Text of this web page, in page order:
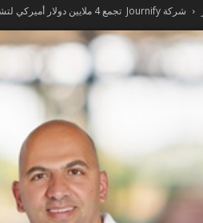
شركة Journify تجمع 4 ملايين دولار أميركي لتشكيل مستقبل تفعيل البيانات المدعومة...